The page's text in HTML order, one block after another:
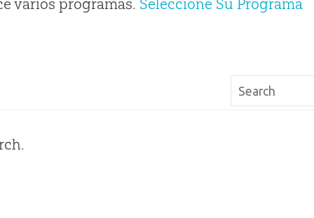
varios programas. Seleccione Su Programa